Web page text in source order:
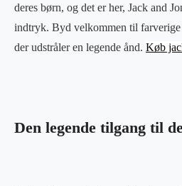
deres børn, og det er her, Jack and
indtryk. Byd velkommen til
der udstråler en legende ånd. Køb
Den legende tilgang til